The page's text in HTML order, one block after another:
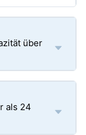
über
als 24